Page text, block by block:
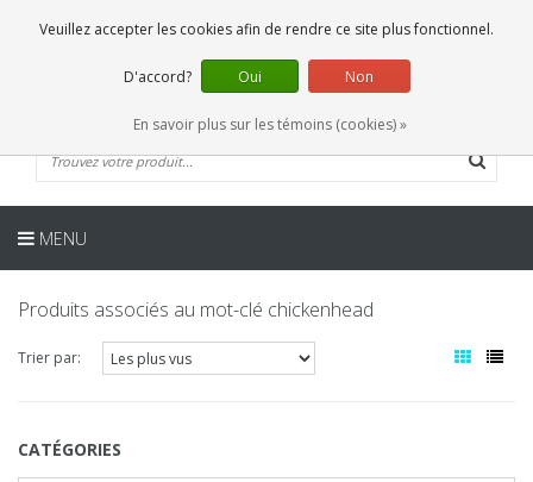
0 Articles
FR
MENU
Produits associés au mot-clé chickenhead
Trier par:
CATÉGORIES
Veuillez accepter les cookies afin de rendre ce site plus fonctionnel.
D'accord? Oui Non
En savoir plus sur les témoins (cookies) »